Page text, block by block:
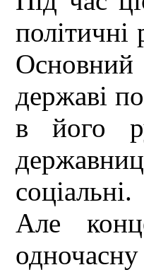
політичні
державі
в його
соціальні.
Але